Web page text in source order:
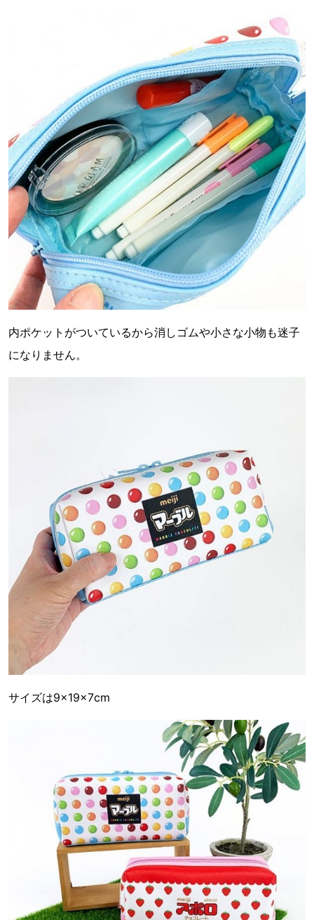
内ポケットがついているから消しゴムや小さな小物も迷子
になりません。
サイズは9×19×7cm